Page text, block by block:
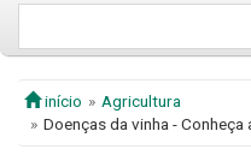
início
Agricultura
Doenças da vinha -